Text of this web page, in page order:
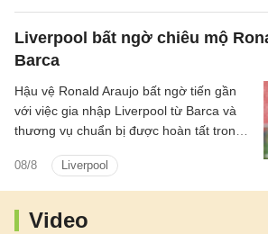
Liverpool bất ngờ chiêu mộ
Barca
08/8 Liverpool
Hậu vệ Ronald Araujo bất ngờ tiến gần
với việc gia nhập Liverpool từ Barca và
thương vụ chuẩn bị được hoàn tất trong
Video